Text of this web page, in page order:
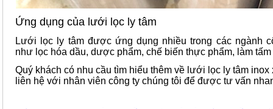
Ứng dụng của lưới lọc ly tâm
Lưới lọc ly tâm được ứng dụng nhiều trong các ngành
như lọc hóa dầu, dược phẩm, chế biến thực phẩm, làm tấm
Quý khách có nhu cầu tìm hiểu thêm về lưới lọc ly tâm inox
liên hệ với nhân viên công ty chúng tôi để được tư vấn